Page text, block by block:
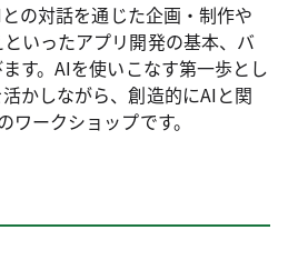
の対話を通じた企画・制作や
いったアプリ開発の基本、バ
す。AIを使いこなす第一歩とし
かしながら、創造的にAIと関
ークショップです。